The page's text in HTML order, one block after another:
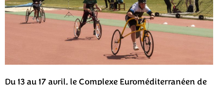
Du 13 au 17 avril, le Complexe Euroméditerranéen de